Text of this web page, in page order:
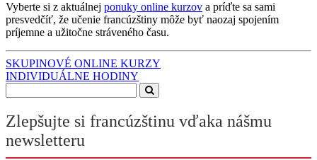
Vyberte si z aktuálnej ponuky online kurzov a príďte sa sami
presvedčíť, že učenie francúzštiny môže byť naozaj spojením
príjemne a užitočne stráveného času.
SKUPINOVÉ ONLINE KURZY
INDIVIDUÁLNE HODINY
Zlepšujte si francúzštinu vďaka nášmu
newsletteru